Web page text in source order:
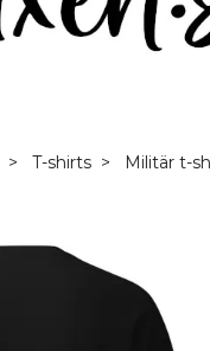
T-shirts Militär t-